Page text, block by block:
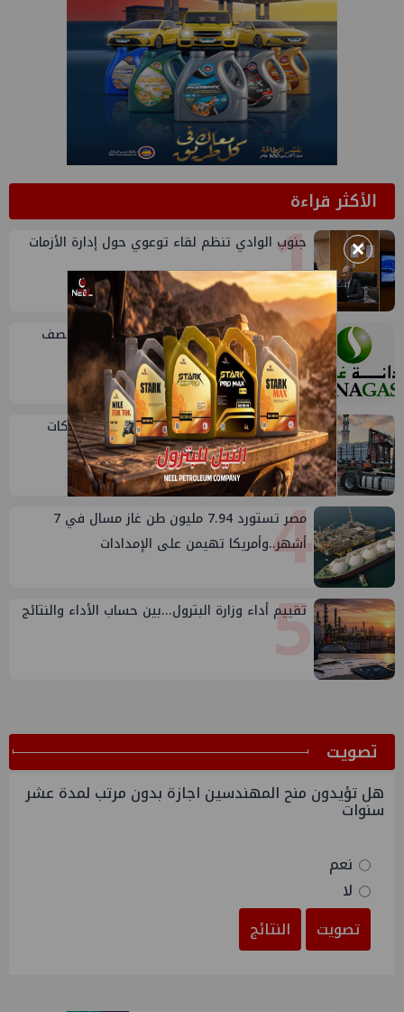
الأكثر قراءة1
جنوب الوادي تنظم لقاء توعوي حول إدارة الأزمات
2
أرباح "دانة غاز" الإماراتية تنمو 46% في النصف
الأول من 2026
3
أكبا تبدأ تصدير 60 ألف طن من زيوت المحركات
البحرية للأسواق الخارجية
4
مصر تستورد 7.94 مليون طن غاز مسال في 7
أشهر..وأمريكا تهيمن على الإمدادات
5
تقييم أداء وزارة البترول...بين حساب الأداء والنتائج
ﺗﺼﻮﻳﺖ
هل تؤيدون منح المهندسين اجازة بدون مرتب لمدة عشر
سنوات
نعم
لا
تصويت
النتائج
×